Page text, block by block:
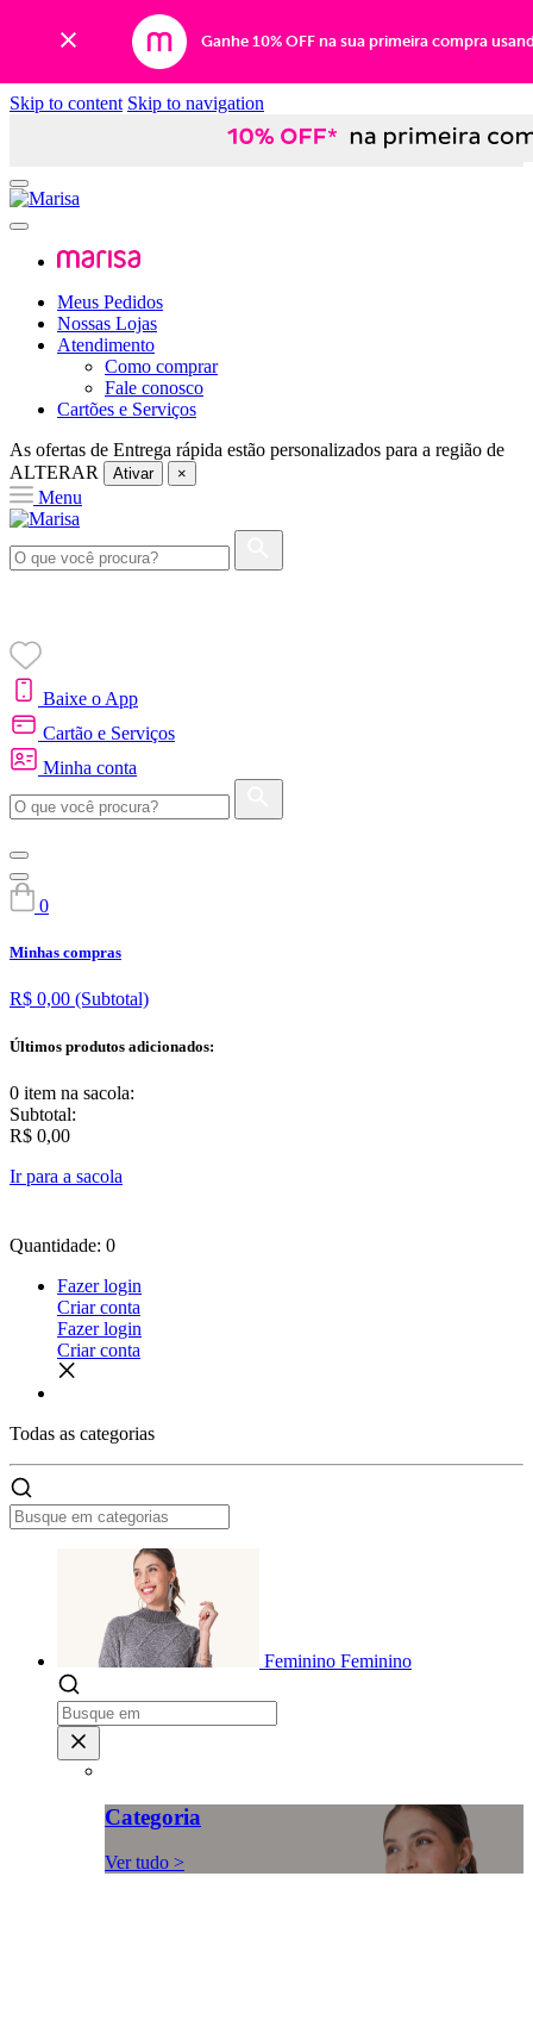
Ganhe 10% OFF na sua primeira compra
Skip to content Skip to navigation
Meus Pedidos
Nossas Lojas
Atendimento
Como comprar
Fale conosco
Cartões e Serviços
As ofertas de Entrega rápida estão personalizados para a região de
ALTERAR
Ativar ×
Menu
Baixe o App
Cartão e Serviços
Minha conta
0
Minhas compras
R$ 0,00 (Subtotal)
Últimos produtos adicionados:
0 item na sacola:
Subtotal:
R$ 0,00
Ir para a sacola
Quantidade: 0
Fazer login
Criar conta
Fazer login
Criar conta
Todas as categorias
Feminino Feminino
Categoria
Ver tudo >